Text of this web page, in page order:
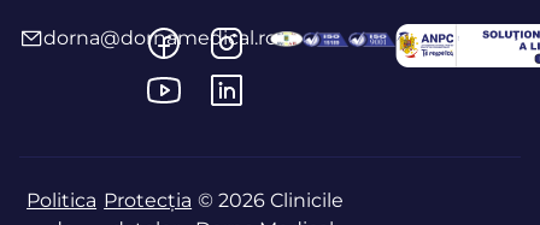
dorna@dornamedical.ro
Politica Protecția © 2026 Clinicile